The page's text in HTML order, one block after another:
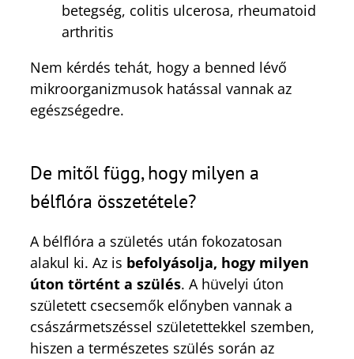
betegség, colitis ulcerosa, rheumatoid
arthritis
Nem kérdés tehát, hogy a benned lévő
mikroorganizmusok hatással vannak az
egészségedre.
De mitől függ, hogy milyen a
bélflóra összetétele?
A bélflóra a születés után fokozatosan
alakul ki. Az is befolyásolja, hogy milyen
úton történt a szülés. A hüvelyi úton
született csecsemők előnyben vannak a
császármetszéssel születettekkel szemben,
hiszen a természetes szülés során az